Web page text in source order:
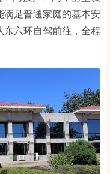
满足普通家庭的基本安
六环自驾前往，全程